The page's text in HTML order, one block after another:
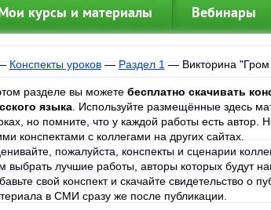
курсы и материалы Вебинары
Конспекты уроков—Раздел 1—Викторина
разделе вы можетебесплатно скачивать
языка. Используйте размещённые здесь
но помните, что у каждой работы есть автор.
конспектами с коллегами на других сайтах.
пожалуйста, конспекты и сценарии
выбрать лучшие работы, авторы которых будут
свой конспект и скачайте свидетельство о
в СМИ сразу же после публикации.